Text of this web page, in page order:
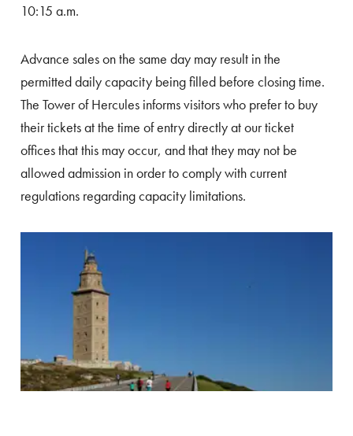
10:15 a.m.
Advance sales on the same day may result in the
permitted daily capacity being filled before closing time.
The Tower of Hercules informs visitors who prefer to buy
their tickets at the time of entry directly at our ticket
offices that this may occur, and that they may not be
allowed admission in order to comply with current
regulations regarding capacity limitations.